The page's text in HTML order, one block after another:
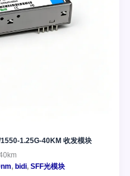
1.25G-40KM 收发模块
, bidi,SFF光模块